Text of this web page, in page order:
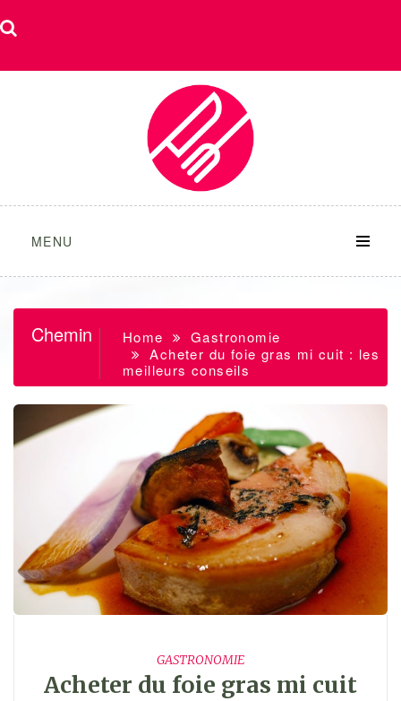
to
MENU
Chemin Home
Gastronomie
Acheter du foie gras mi cuit : les
meilleurs conseils
GASTRONOMIE
Acheter du foie gras mi cuit